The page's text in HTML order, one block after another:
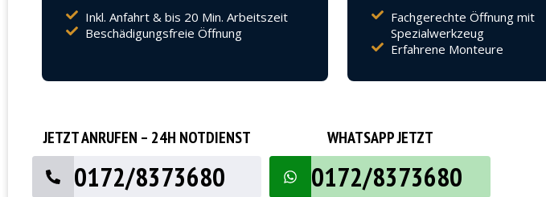
Inkl. Anfahrt & bis 20 Min. Arbeitszeit
Beschädigungsfreie Öffnung
Fachgerechte Öffnung mit
Spezialwerkzeug
Erfahrene Monteure
JETZT ANRUFEN – 24H NOTDIENST
0172/8373680
WHATSAPP JETZT
0172/8373680